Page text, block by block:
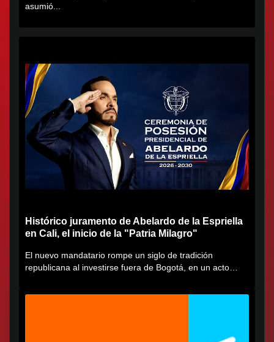
asumió...
Histórico juramento de Abelardo de la Espriella
en Cali, el inicio de la "Patria Milagro"
El nuevo mandatario rompe un siglo de tradición
republicana al investirse fuera de Bogotá, en un acto